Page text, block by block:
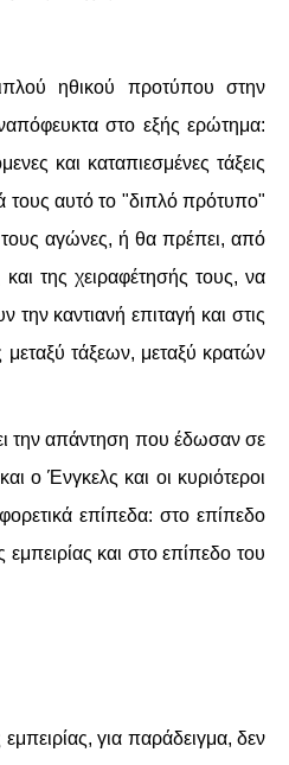
ηθικού προτύπου στην
στο εξής ερώτημα:
και καταπιεσμένες τάξεις
τους αυτό το "διπλό πρότυπο"
αγώνες, ή θα πρέπει, από
της χειραφέτησής τους, να
καντιανή επιταγή και στις
μεταξύ τάξεων, μεταξύ κρατών
την απάντηση που έδωσαν σε
ο Ένγκελς και οι κυριότεροι
επίπεδα: στο επίπεδο
εμπειρίας και στο επίπεδο του
για παράδειγμα, δεν